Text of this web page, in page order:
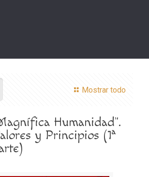
Mostrar todo
Humanidad”.
y Principios (1ª